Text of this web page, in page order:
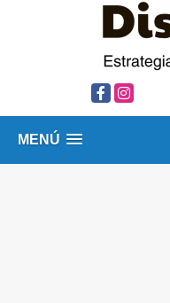
FacebookInstagram
MENÚ